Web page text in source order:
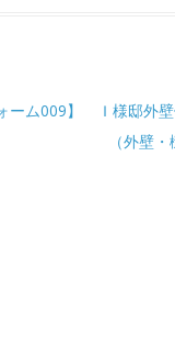
ーム009】 Ｉ様邸外
（外壁